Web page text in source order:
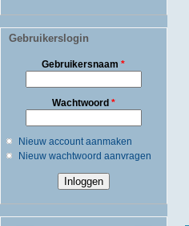
Gebruikerslogin
Gebruikersnaam*
Wachtwoord *
Nieuw account aanmaken
Nieuw wachtwoord aanvragen